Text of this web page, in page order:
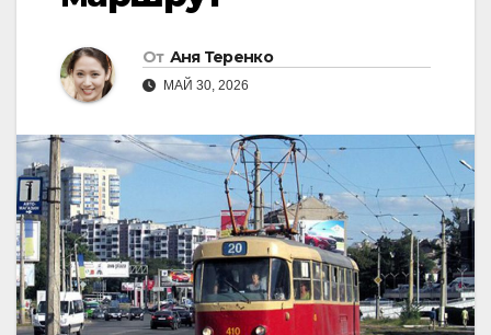
От Аня Теренко
МАЙ 30, 2026